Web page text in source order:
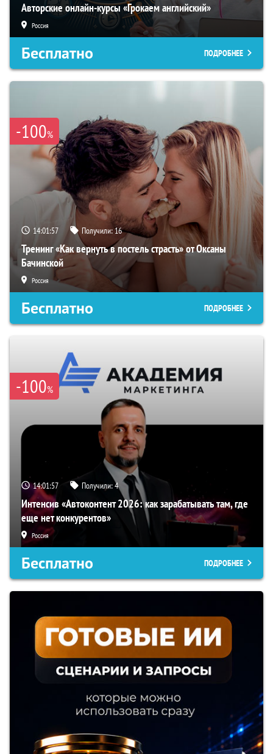
Авторские онлайн-курсы «Грокаем английский»
Россия
Бесплатно ПОДРОБНЕЕ
-100%
14:01:56 Получили:16
Тренинг «Как вернуть в постель страсть» от Оксаны
Бачинской
Россия
Бесплатно ПОДРОБНЕЕ
-100%
14:01:56 Получили:4
Интенсив «Автоконтент 2026: как зарабатывать там, где
еще нет конкурентов»
Россия
Бесплатно ПОДРОБНЕЕ